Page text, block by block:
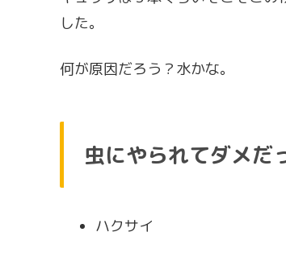
した。
何が原因だろう？水かな。
虫にやられてダメだ
ハクサイ